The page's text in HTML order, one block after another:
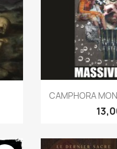

CAMPHORA